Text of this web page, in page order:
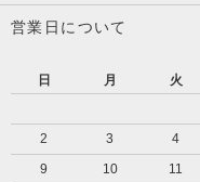
営業日について
日
月 火
2
3 4
9
10 11